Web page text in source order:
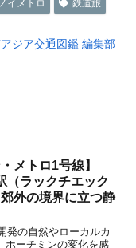
イメトロ 鉄道旅
ジア交通図鑑 編集部
メトロ1号線】
（ラックチエック
外の境界に立つ静
発の自然やローカルカ
ホーチミンの変化を感